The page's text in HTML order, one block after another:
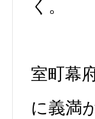
く。
室町幕
に義満